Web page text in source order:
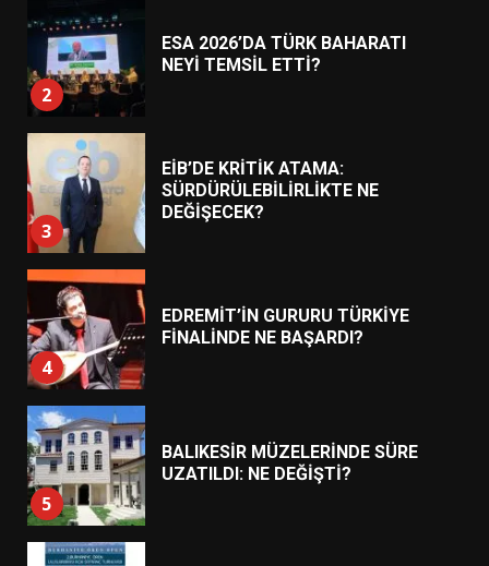
3
EİB’DE KRİTİK ATAMA:
SÜRDÜRÜLEBİLİRLİKTE NE
DEĞİŞECEK?
4
EDREMİT’İN GURURU TÜRKİYE
FİNALİNDE NE BAŞARDI?
5
BALIKESİR MÜZELERİNDE SÜRE
UZATILDI: NE DEĞİŞTİ?
6
BURHANİYE SATRANÇ
TURNUVASI KAYITLARI NEYİ
DEĞİŞTİRİYOR?